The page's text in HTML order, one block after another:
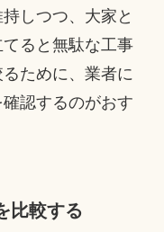
しつつ、大家と
ると無駄な工事
ために、業者に
認するのがおす
比較する